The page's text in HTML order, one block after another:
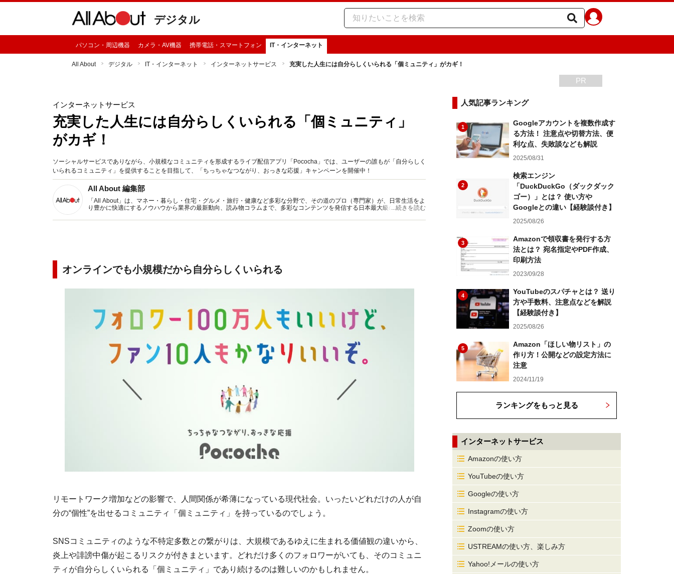
デジタル
パソコン・周辺機器 カメラ・AV機器 携帯電話・スマートフォン IT・インターネット
All About デジタル IT・インターネット インターネットサービス 充実した人生には自分らしくいられる「個ミュニティ」がカギ！
PR
インターネットサービス
充実した人生には自分らしくいられる「個ミュニティ」
がカギ！
ソーシャルサービスでありながら、小規模なコミュニティを形成するライブ配信アプリ「Pococha」では、ユーザーの誰もが「自分らしく
いられるコミュニティ」を提供することを目指して、「ちっちゃなつながり、おっきな応援」キャンペーンを開催中！
All About 編集部
「All About」は、マネー・暮らし・住宅・グルメ・旅行・健康など多彩な分野で、その道のプロ（専門家）が、日常生活をよ
り豊かに快適にするノウハウから業界の最新動向、読み物コラムまで、多彩なコンテンツを発信する日本最大級の総合情報サ
...続きを読む
オンラインでも小規模だから自分らしくいられる
リモートワーク増加などの影響で、人間関係が希薄になっている現代社会。いったいどれだけの人が自
分の“個性”を出せるコミュニティ「個ミュニティ」を持っているのでしょう。
SNSコミュニティのような不特定多数との繋がりは、大規模であるゆえに生まれる価値観の違いから、
炎上や誹謗中傷が起こるリスクが付きまといます。どれだけ多くのフォロワーがいても、そのコミュニ
ティが自分らしくいられる「個ミュニティ」であり続けるのは難しいのかもしれません。
人気記事ランキング
1
Googleアカウントを複数作成す
る方法！ 注意点や切替方法、便
利な点、失敗談なども解説
2025/08/31
2
検索エンジン
「DuckDuckGo（ダックダック
ゴー）」とは？ 使い方や
Googleとの違い【経験談付き】
2025/08/26
3
Amazonで領収書を発行する方
法とは？ 宛名指定やPDF作成、
印刷方法
2023/09/28
4
YouTubeのスパチャとは？ 送り
方や手数料、注意点などを解説
【経験談付き】
2025/08/26
5
Amazon「ほしい物リスト」の
作り方！公開などの設定方法に
注意
2024/11/19
ランキングをもっと見る
インターネットサービス
Amazonの使い方
YouTubeの使い方
Googleの使い方
Instagramの使い方
Zoomの使い方
USTREAMの使い方、楽しみ方
Yahoo!メールの使い方